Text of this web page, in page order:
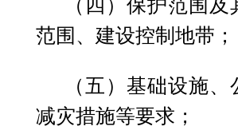
（四）保护范围
范围、建设控制地带；
（五）基础设施
减灾措施等要求；